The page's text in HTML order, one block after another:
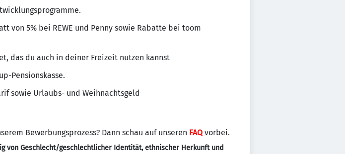
von 5% bei REWE und Penny sowie Rabatte bei toom
das du auch in deiner Freizeit nutzen kannst
Pensionskasse.
sowie Urlaubs- und Weihnachtsgeld
Bewerbungsprozess? Dann schau auf unseren FAQvorbei.
von Geschlecht/geschlechtlicher Identität, ethnischer Herkunft und